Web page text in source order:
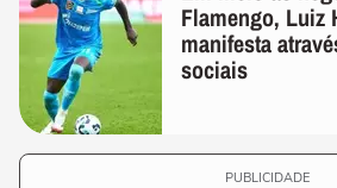
Flamengo, Luiz
manifesta
sociais
PUBLICIDADE